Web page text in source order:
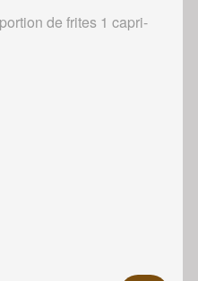
de frites 1 capri-